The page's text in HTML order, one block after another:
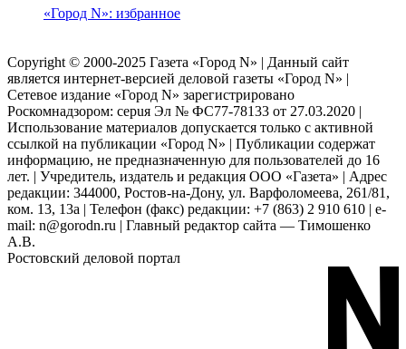
«Город N»: избранное
Copyright © 2000-2025 Газета «Город N» | Данный сайт
является интернет-версией деловой газеты «Город N» |
Сетевое издание «Город N» зарегистрировано
Роскомнадзором: серuя Эл № ФС77-78133 от 27.03.2020 |
Использование материалов допускается только с активной
ссылкой на публикации «Город N» | Публикации содержат
информацию, не предназначенную для пользователей до 16
лет. | Учредитель, издатель и редакция ООО «Газета» | Адрес
редакции: 344000, Ростов-на-Дону, ул. Варфоломеева, 261/81,
ком. 13, 13а | Телефон (факс) редакции: +7 (863) 2 910 610 | e-
mail: n@gorodn.ru | Главный редактор сайта — Тимошенко
А.В.
Ростовский деловой портал